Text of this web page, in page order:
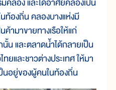
ท้องถิ่น คลองบางแห่งมี
ามาขายทางเรือให้แก่
น และตลาดน้ำได้กลายเป็น
ยและชาวต่างประเทศ ให้มา
นอยู่ของผู้คนในท้องถิ่น